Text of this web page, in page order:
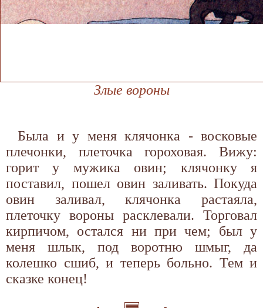
Злые вороны
Была и у меня клячонка - восковые
плечонки, плеточка гороховая. Вижу:
горит у мужика овин; клячонку я
поставил, пошел овин заливать. Покуда
овин заливал, клячонка растаяла,
плеточку вороны расклевали. Торговал
кирпичом, остался ни при чем; был у
меня шлык, под воротню шмыг, да
колешко сшиб, и теперь больно. Тем и
сказке конец!